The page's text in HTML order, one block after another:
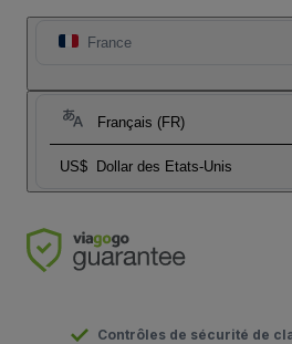
France
Français (FR)
US$ Dollar des Etats-Unis
Contrôles de sécurité de